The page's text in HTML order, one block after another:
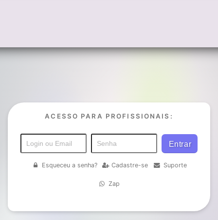
ACESSO PARA PROFISSIONAIS:
Esqueceu a senha? Cadastre-se Suporte
Zap